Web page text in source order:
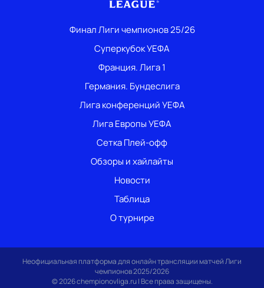
Финал Лиги чемпионов 25/26
Суперкубок УЕФА
Франция. Лига 1
Германия. Бундеслига
Лига конференций УЕФА
Лига Европы УЕФА
Сетка Плей-офф
Обзоры и хайлайты
Новости
Таблица
О турнире
Неофициальная платформа для онлайн трансляции матчей Лиги
чемпионов 2025/2026
© 2026 chempionovliga.ru | Все права защищены.